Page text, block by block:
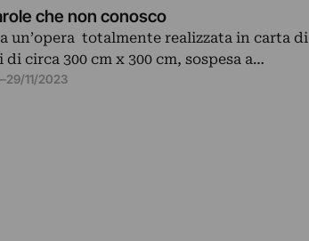
che non conosco
un’opera totalmente realizzata in carta di
circa 300 cm x 300 cm, sospesa a…
–29/11/2023